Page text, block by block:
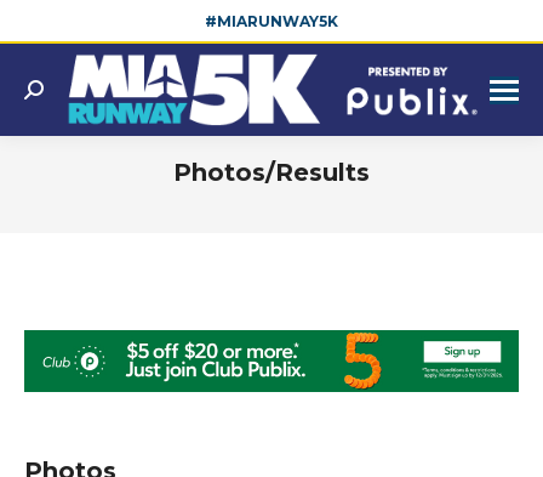
#MIARUNWAY5K
Search:
Photos/Results
Photos